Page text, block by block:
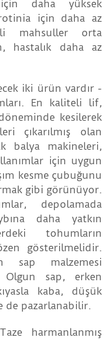
daha yüksek
için daha az
mahsuller orta
hastalık daha az
iki ürün vardır -
En kaliteli lif,
kesilerek
çıkarılmış olan
balya makineleri,
için uygun
kesme çubuğunu
gibi görünüyor.
depolamada
daha yatkın
tohumların
gösterilmelidir.
sap malzemesi
sap, erken
kaba, düşük
de pazarlanabilir.
harmanlanmış